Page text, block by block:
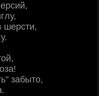
шерсти,
забыто,